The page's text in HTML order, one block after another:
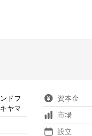
ドフ
ヤマ
資本金
市場
設立